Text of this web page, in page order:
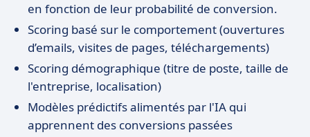
en fonction de leur probabilité de conversion.
Scoring basé sur le comportement (ouvertures
d’emails, visites de pages, téléchargements)
Scoring démographique (titre de poste, taille de
l'entreprise, localisation)
Modèles prédictifs alimentés par l'IA qui
apprennent des conversions passées